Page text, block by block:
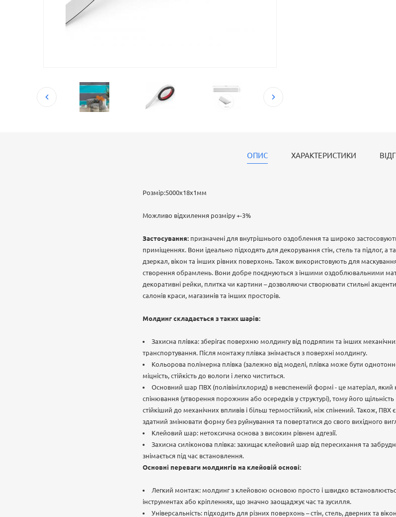
ОПИС ХАРАКТЕРИСТИКИ
Розмір:5000х18х1мм
Можливо відхилення розміру +-3%
Застосування: призначені для внутрішнього оздоблення та широко
приміщеннях. Вони ідеально підходять для декорування стін, стель та підлог,
дзеркал, вікон та інших рівних поверхонь. Також використовують для
створення обрамлень. Вони добре поєднуються з іншими оздоблювальними
декоративні рейки, плитка чи картини – дозволяючи створювати стильні акценти
салонів краси, магазинів та інших просторів.
Молдинг складається з таких шарів:
Захисна плівка: зберігає поверхню молдингу від подряпин та інших
транспортування. Після монтажу плівка знімається з поверхні молдингу.
Кольорова полімерна плівка (залежно від моделі, плівка може бути
міцність, стійкість до вологи і легко чиститься.
Основний шар ПВХ (полівінілхлорид) в невспененій формі - це матеріал,
спінювання (утворення порожнин або осередків у структурі), тому його
стійкіший до механічних впливів і більш термостійкий, ніж спінений. Також,
здатний змінювати форму без руйнування та повертатися до свого вихідного
Клейовий шар: нетоксична основа з високим рівнем адгезії.
Захисна силіконова плівка: захищає клейовий шар від пересихання та
знімається під час встановлення.
Основні переваги молдингів на клейовій основі:
Легкий монтаж: молдинг з клейовою основою просто і швидко
інструментах або кріпленнях, що значно заощаджує час та зусилля.
Універсальність: підходить для різних поверхонь – стін, стель, дверних та